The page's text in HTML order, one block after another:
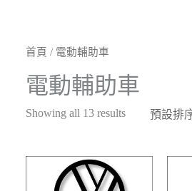
首頁 / 電動輔助車
電動輔助車
Showing all 13 results